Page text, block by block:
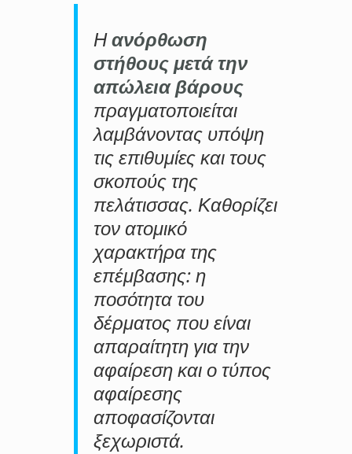
Ηανόρθωση
στήθους μετά την
απώλεια βάρους
πραγματοποιείται
λαμβάνοντας υπόψη
τις επιθυμίες και τους
σκοπούς της
πελάτισσας. Καθορίζει
τον ατομικό
χαρακτήρα της
επέμβασης: η
ποσότητα του
δέρματος που είναι
απαραίτητη για την
αφαίρεση και ο τύπος
αφαίρεσης
αποφασίζονται
ξεχωριστά.